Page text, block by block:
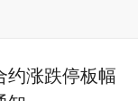
约涨跌停板幅